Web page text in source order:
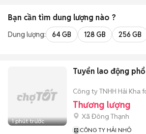
Bạn cần tìm dung lượng nào ?
Dung lượng: 64 GB 128 GB 256 GB
1 phút trước
Tuyển lao động
Công ty TNHH Hải Kha
Thương lượng
Xã Đông Thạnh
CÔNG TY HẢI NHỎ